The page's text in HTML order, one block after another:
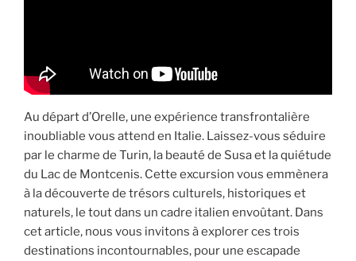
Au départ d’Orelle, une expérience transfrontalière
inoubliable vous attend en Italie. Laissez-vous séduire
par le charme de Turin, la beauté de Susa et la quiétude
du Lac de Montcenis. Cette excursion vous emmènera
à la découverte de trésors culturels, historiques et
naturels, le tout dans un cadre italien envoûtant. Dans
cet article, nous vous invitons à explorer ces trois
destinations incontournables, pour une escapade